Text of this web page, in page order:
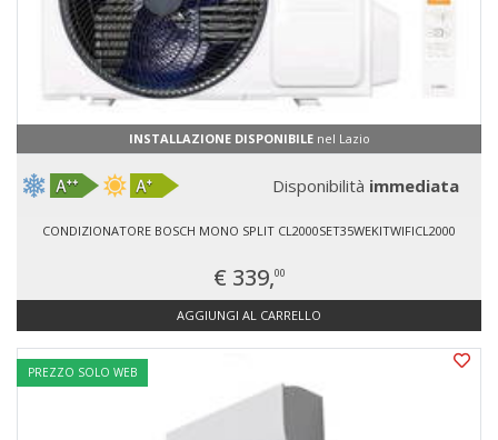
INSTALLAZIONE DISPONIBILEnel Lazio
Disponibilità immediata
CONDIZIONATORE BOSCH MONO SPLIT CL2000SET35WEKITWIFICL2000
€ 339,00
AGGIUNGI AL CARRELLO
PREZZO SOLO WEB